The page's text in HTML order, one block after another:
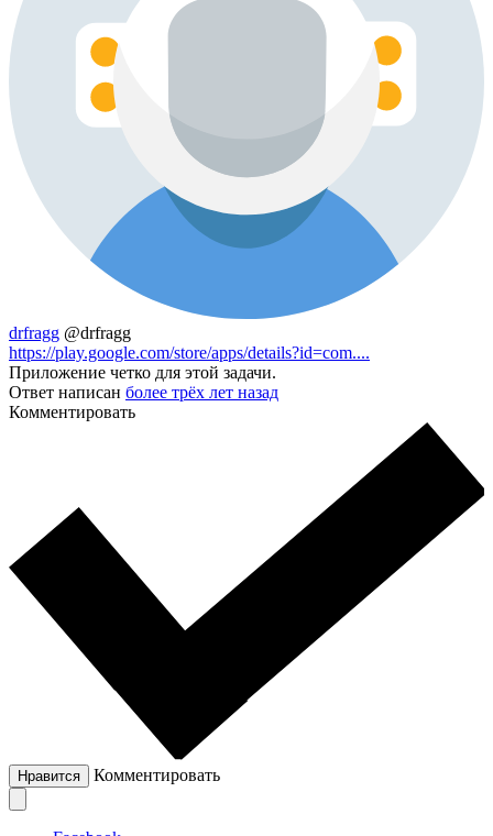
drfragg @drfragg
https://play.google.com/store/apps/details?id=com....
Приложение четко для этой задачи.
Ответ написан более трёх лет назад
Комментировать
Нравится Комментировать